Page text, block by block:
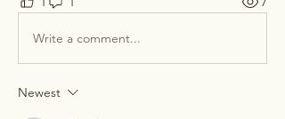
Write a comment...
Newest